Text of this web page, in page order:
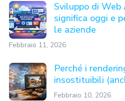
Sviluppo di Web
significa oggi e
le aziende
Febbraio 11, 2026
Perché i
insostituibili
Febbraio 10, 2026